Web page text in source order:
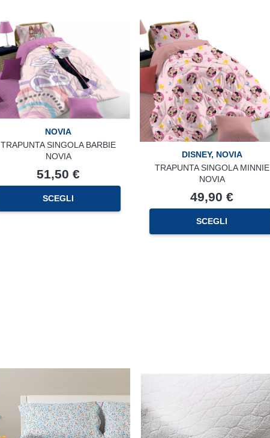
NOVIA
TRAPUNTA SINGOLA BARBIE
NOVIA
51,50 €
SCEGLI
DISNEY, NOVIA
TRAPUNTA SINGOLA MINNIE
NOVIA
49,90 €
SCEGLI